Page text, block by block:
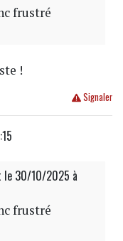
frustré
!
Signaler
le 30/10/2025 à
frustré